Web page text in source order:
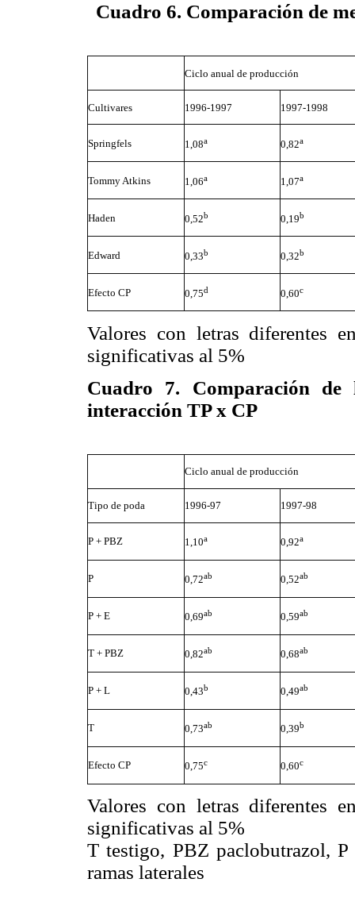
Cuadro 6. Comparación de
Ciclo anual de producción
Cultivares 1996-1997 1997-1998
Springfels 1,08a 0,82a
Tommy Atkins 1,06a 1,07a
Haden 0,52b 0,19b
Edward 0,33b 0,32b
Efecto CP 0,75d 0,60c
Valores con letras diferentes
significativas al 5%
Cuadro 7. Comparación
interacción TP x CP
Ciclo anual de producción
Tipo de poda 1996-97 1997-98
P + PBZ 1,10a 0,92a
P 0,72ab 0,52ab
P + E 0,69ab 0,59ab
T + PBZ 0,82ab 0,68ab
P + L 0,43b 0,49ab
T 0,73ab 0,39b
Efecto CP 0,75c 0,60c
Valores con letras diferentes
significativas al 5%
T testigo, PBZ paclobutrazol, P
ramas laterales